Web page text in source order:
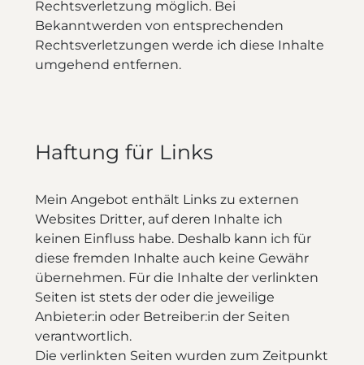
Rechtsverletzung möglich. Bei
Bekanntwerden von entsprechenden
Rechtsverletzungen werde ich diese Inhalte
umgehend entfernen.
Haftung für Links
Mein Angebot enthält Links zu externen
Websites Dritter, auf deren Inhalte ich
keinen Einfluss habe. Deshalb kann ich für
diese fremden Inhalte auch keine Gewähr
übernehmen. Für die Inhalte der verlinkten
Seiten ist stets der oder die jeweilige
Anbieter:in oder Betreiber:in der Seiten
verantwortlich.
Die verlinkten Seiten wurden zum Zeitpunkt